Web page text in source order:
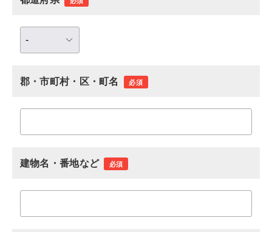
郡・市町村・区・町名 必須
建物名・番地など 必須